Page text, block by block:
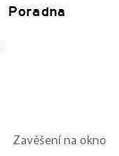
Poradna
Zavěšení na okno